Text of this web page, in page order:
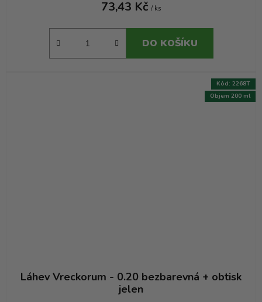
73,43 Kč / ks
DO KOŠÍKU
Láhev Vreckorum - 0.20 bezbarevná + obtisk
jelen
Objem 200 ml
Kód: 2268T